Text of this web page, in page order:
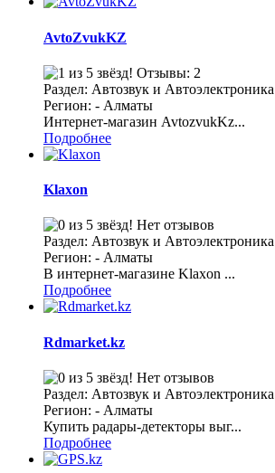
AvtoZvukKZ
Отзывы: 2
Раздел: Автозвук и Автоэлектроника
Регион: - Алматы
Интернет-магазин AvtozvukKz...
Подробнее
Klaxon
Нет отзывов
Раздел: Автозвук и Автоэлектроника
Регион: - Алматы
В интернет-магазине Klaxon ...
Подробнее
Rdmarket.kz
Нет отзывов
Раздел: Автозвук и Автоэлектроника
Регион: - Алматы
Купить радары-детекторы выг...
Подробнее